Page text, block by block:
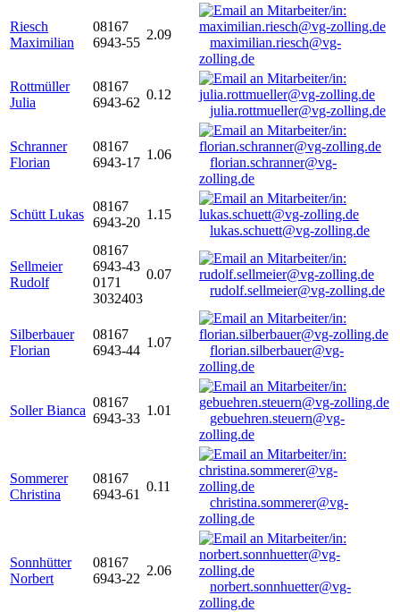
Riesch
Maximilian
08167
6943-55
2.09
maximilian.riesch@vg-
zolling.de
Rottmüller
Julia
08167
6943-62
0.12
julia.rottmueller@vg-zolling.de
Schranner
Florian
08167
6943-17
1.06
florian.schranner@vg-
zolling.de
Schütt Lukas
08167
6943-20
1.15
lukas.schuett@vg-zolling.de
Sellmeier
Rudolf
08167
6943-43
0171
3032403
0.07
rudolf.sellmeier@vg-zolling.de
Silberbauer
Florian
08167
6943-44
1.07
florian.silberbauer@vg-
zolling.de
Soller Bianca
08167
6943-33
1.01
gebuehren.steuern@vg-
zolling.de
Sommerer
Christina
08167
6943-61
0.11
christina.sommerer@vg-
zolling.de
Sonnhütter
Norbert
08167
6943-22
2.06
norbert.sonnhuetter@vg-
zolling.de